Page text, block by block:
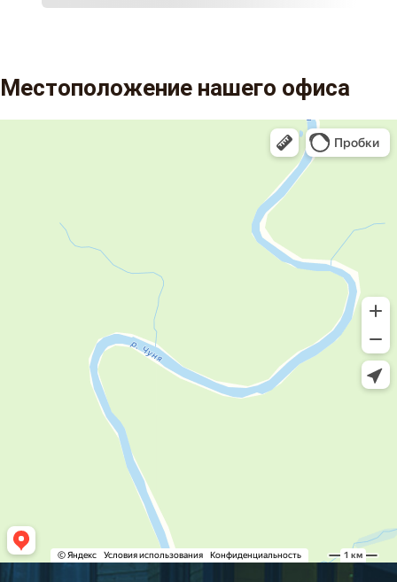
Местоположение нашего офиса